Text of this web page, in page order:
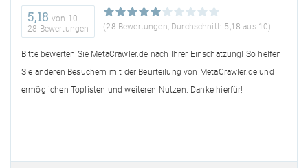
5,18 von 10
28 Bewertungen
(28 Bewertungen, Durchschnitt: 5,18 aus 10)
Bitte bewerten Sie MetaCrawler.de nach Ihrer Einschätzung! So helfen
Sie anderen Besuchern mit der Beurteilung von MetaCrawler.de und
ermöglichen Toplisten und weiteren Nutzen. Danke hierfür!